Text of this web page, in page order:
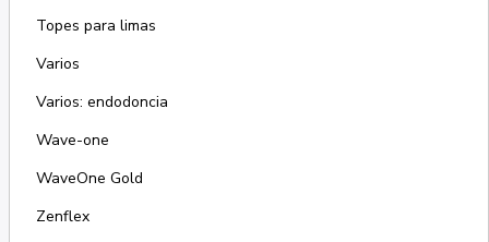
Topes para limas
Varios
Varios: endodoncia
Wave-one
WaveOne Gold
Zenflex